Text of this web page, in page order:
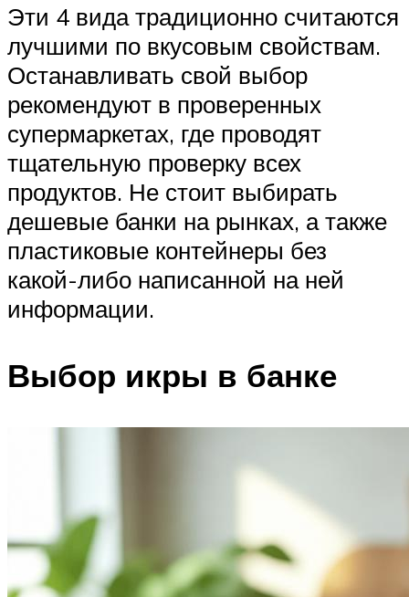
Эти 4 вида традиционно считаются
лучшими по вкусовым свойствам.
Останавливать свой выбор
рекомендуют в проверенных
супермаркетах, где проводят
тщательную проверку всех
продуктов. Не стоит выбирать
дешевые банки на рынках, а также
пластиковые контейнеры без
какой-либо написанной на ней
информации.
Выбор икры в банке